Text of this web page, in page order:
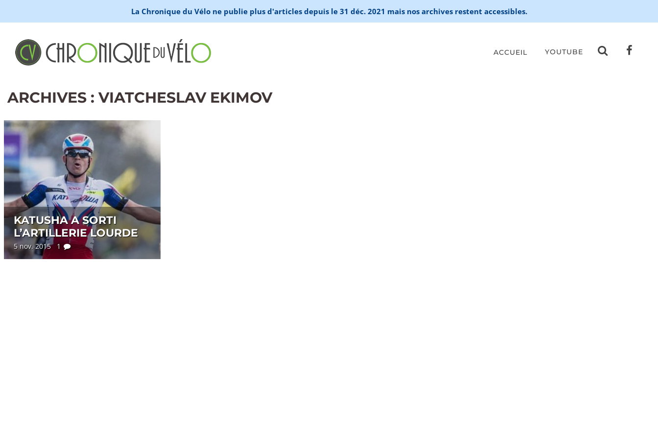
La Chronique du Vélo ne publie plus d'articles depuis le 31 déc. 2021 mais nos archives restent accessibles.
ACCUEIL YOUTUBE
ARCHIVES : VIATCHESLAV EKIMOV
KATUSHA A SORTI
L’ARTILLERIE LOURDE
5 nov. 2015 1